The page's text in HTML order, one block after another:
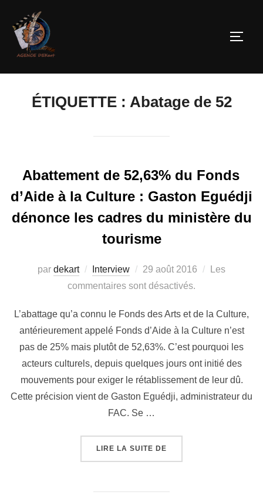
ÉTIQUETTE : Abatage de 52
Abattement de 52,63% du Fonds
d’Aide à la Culture : Gaston Eguédji
dénonce les cadres du ministère du
tourisme
par dekart Interview 29 août 2016
Les
commentaires sont désactivés.
L’abattage qu’a connu le Fonds des Arts et de la Culture,
antérieurement appelé Fonds d’Aide à la Culture n’est
pas de 25% mais plutôt de 52,63%. C’est pourquoi les
acteurs culturels, depuis quelques jours ont initié des
mouvements pour exiger le rétablissement de leur dû.
Cette précision vient de Gaston Eguédji, administrateur du
FAC. Se …
LIRE LA SUITE DE